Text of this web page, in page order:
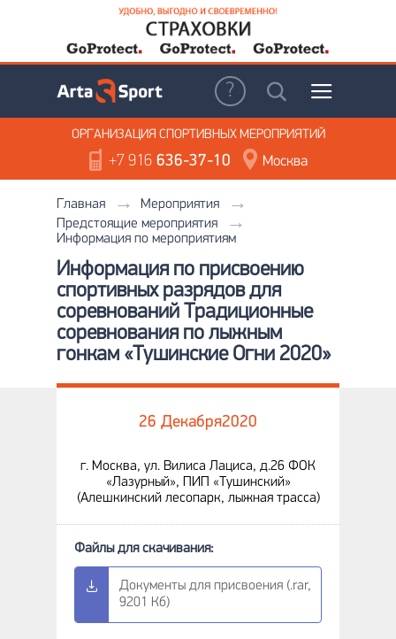
ОРГАНИЗАЦИЯ СПОРТИВНЫХ МЕРОПРИЯТИЙ
+7 916636-37-10 Москва
Главная
Мероприятия
Предстоящие мероприятия
Информация по мероприятиям
Информация по присвоению
спортивных разрядов для
соревнований Традиционные
соревнования по лыжным
гонкам «Тушинские Огни 2020»
26 Декабря2020
г. Москва, ул. Вилиса Лациса, д.26 ФОК
«Лазурный», ПИП «Тушинский»
(Алешкинский лесопарк, лыжная трасса)
Документы для присвоения (.rar,
9201 Кб)